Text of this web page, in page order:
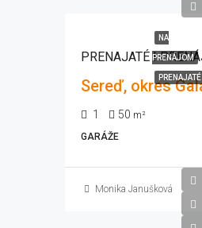
NA
PRENÁJOM
PRENAJATÉ
1 50 m²
GARÁŽE
Monika Janušková